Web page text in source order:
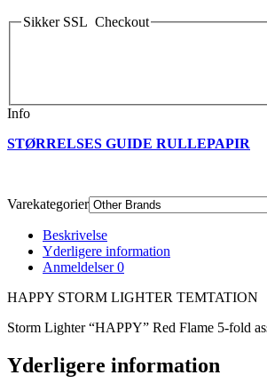
Sikker SSL Checkout
Info
STØRRELSES GUIDE RULLEPAPIR
Varekategorier
Beskrivelse
Yderligere information
Anmeldelser0
HAPPY STORM LIGHTER TEMTATION
Storm Lighter “HAPPY” Red Flame 5-fold
Yderligere information